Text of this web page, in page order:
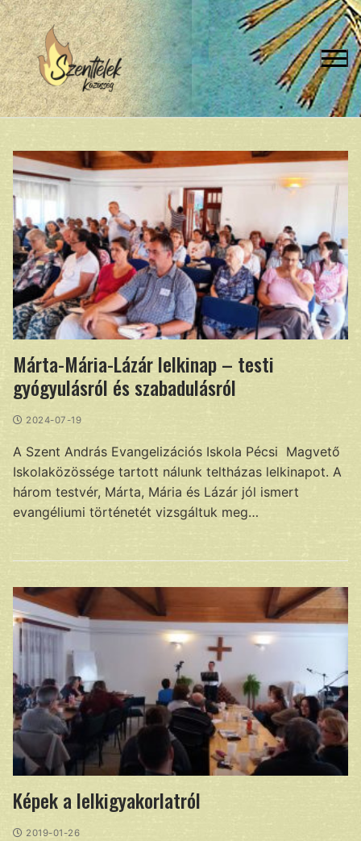
Márta-Mária-Lázár lelkinap – testi
gyógyulásról és szabadulásról
2024-07-19
A Szent András Evangelizációs Iskola Pécsi Magvető
Iskolaközössége tartott nálunk teltházas lelkinapot. A
három testvér, Márta, Mária és Lázár jól ismert
evangéliumi történetét vizsgáltuk meg…
Képek a lelkigyakorlatról
2019-01-26